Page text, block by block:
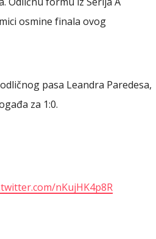
osmine finala ovog
pasa Leandra Paredesa,
za 1:0.
nKujHK4p8R